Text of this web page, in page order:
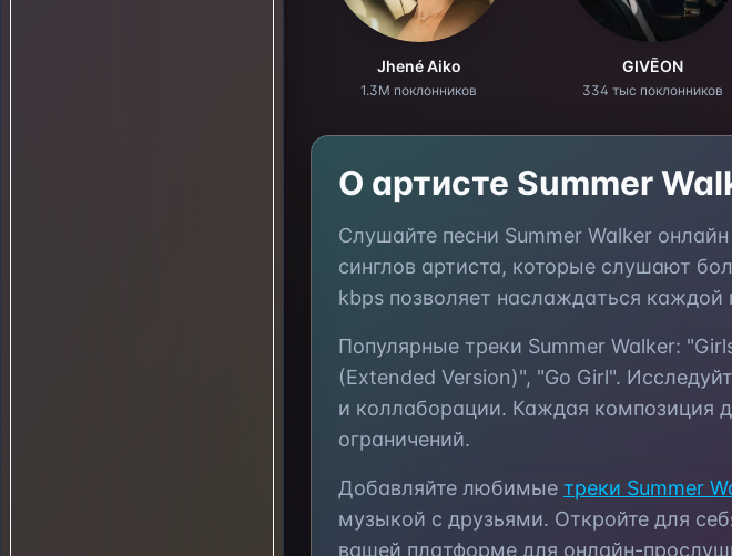
Jhené Aiko
1.3M поклонников
GIVĒON
334 тыс поклонников
О артисте Summer
Слушайте песни Summer Walker
синглов артиста, которые слушают
kbps позволяет наслаждаться
Популярные треки Summer Walker:
(Extended Version)", "Go Girl".
и коллаборации. Каждая композиция
ограничений.
Добавляйте любимые треки Summer
музыкой с друзьями. Откройте для
вашей платформе для онлайн-